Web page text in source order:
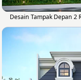
Desain Tampak Depan 2